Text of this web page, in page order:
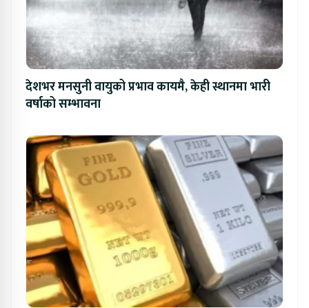
देशभर मनसुनी वायुको प्रभाव कायमै, केही स्थानमा भारी
वर्षाको सम्भावना